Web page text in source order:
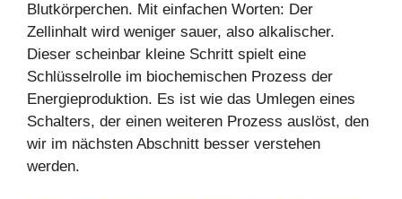
Blutkörperchen. Mit einfachen Worten: Der
Zellinhalt wird weniger sauer, also alkalischer.
Dieser scheinbar kleine Schritt spielt eine
Schlüsselrolle im biochemischen Prozess der
Energieproduktion. Es ist wie das Umlegen eines
Schalters, der einen weiteren Prozess auslöst, den
wir im nächsten Abschnitt besser verstehen
werden.